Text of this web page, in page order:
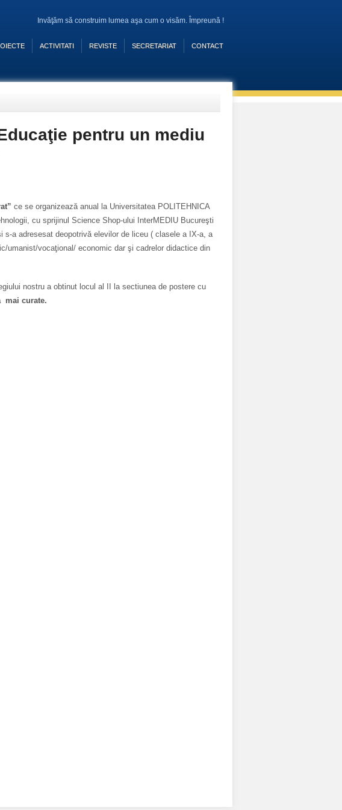
Invăţăm să construim lumea aşa cum o visăm. Împreună !
ACTIVITATI REVISTE SECRETARIAT CONTACT
pentru un mediu
ce se organizează anual la Universitatea POLITEHNICA
cu sprijinul Science Shop-ului InterMEDIU Bucureşti
a adresesat deopotrivă elevilor de liceu ( clasele a IX-a, a
umanist/vocaţional/ economic dar şi cadrelor didactice din
nostru a obtinut locul al II la sectiunea de postere cu
mai curate.